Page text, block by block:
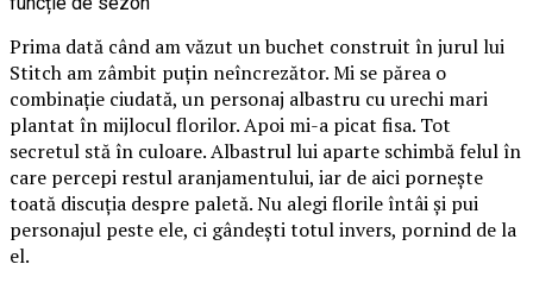
Prima dată când am văzut un buchet construit în jurul lui
Stitch am zâmbit puțin neîncrezător. Mi se părea o
combinație ciudată, un personaj albastru cu urechi mari
plantat în mijlocul florilor. Apoi mi-a picat fisa. Tot
secretul stă în culoare. Albastrul lui aparte schimbă felul în
care percepi restul aranjamentului, iar de aici pornește
toată discuția despre paletă. Nu alegi florile întâi și pui
personajul peste ele, ci gândești totul invers, pornind de la
el.